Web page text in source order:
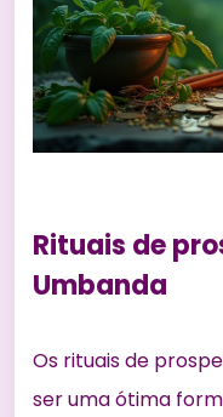
Rituais de
Umbanda
Os rituais de
ser uma ótima